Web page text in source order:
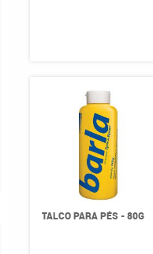
TALCO PARA PÉS - 80G